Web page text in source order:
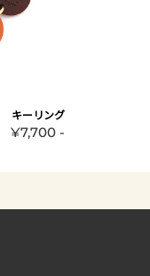
キーリング
¥7,700 -